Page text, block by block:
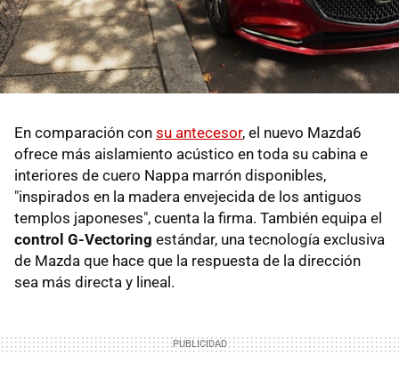
En comparación con su antecesor, el nuevo Mazda6
ofrece más aislamiento acústico en toda su cabina e
interiores de cuero Nappa marrón disponibles,
"inspirados en la madera envejecida de los antiguos
templos japoneses", cuenta la firma. También equipa el
control G-Vectoring estándar, una tecnología exclusiva
de Mazda que hace que la respuesta de la dirección
sea más directa y lineal.